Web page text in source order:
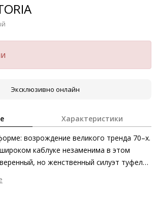
Эксклюзивно онлайн
Характеристики
возрождение великого тренда 70–х.
каблуке незаменима в этом
но женственный силуэт туфель
полностью отвечает духу времени.
кожа подчёркивает экстравагантность